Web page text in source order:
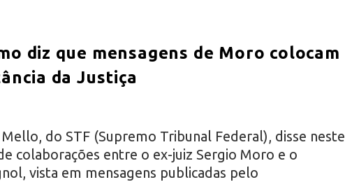
diz que mensagens de Moro colocam
da Justiça
do STF (Supremo Tribunal Federal), disse neste
colaborações entre o ex-juiz Sergio Moro e o
vista em mensagens publicadas pelo